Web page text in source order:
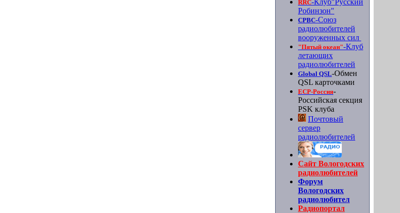
RRC-Клуб"Русский
Робинзон"
СРВС-Союз
радиолюбителей
вооруженных сил
"Пятый океан"-Клуб
летающих
радиолюбителей
Global QSL-Обмен
QSL карточками
ЕСР-Россия-
Российская секция
PSK клуба
Почтовый
сервер
радиолюбителей
Сайт Вологодских
радиолюбителей
Форум
Вологодских
радиолюбител
Радиопортал